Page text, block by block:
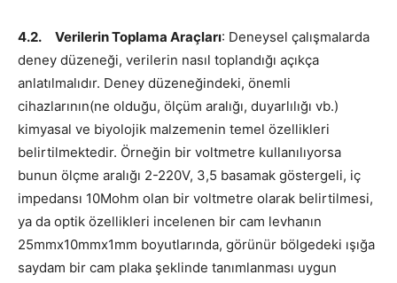
4.2. Verilerin Toplama Araçları: Deneysel çalışmalarda
deney düzeneği, verilerin nasıl toplandığı açıkça
anlatılmalıdır. Deney düzeneğindeki, önemli
cihazlarının(ne olduğu, ölçüm aralığı, duyarlılığı vb.)
kimyasal ve biyolojik malzemenin temel özellikleri
belirtilmektedir. Örneğin bir voltmetre kullanılıyorsa
bunun ölçme aralığı 2-220V, 3,5 basamak göstergeli, iç
impedansı 10Mohm olan bir voltmetre olarak belirtilmesi,
ya da optik özellikleri incelenen bir cam levhanın
25mmx10mmx1mm boyutlarında, görünür bölgedeki ışığa
saydam bir cam plaka şeklinde tanımlanması uygun